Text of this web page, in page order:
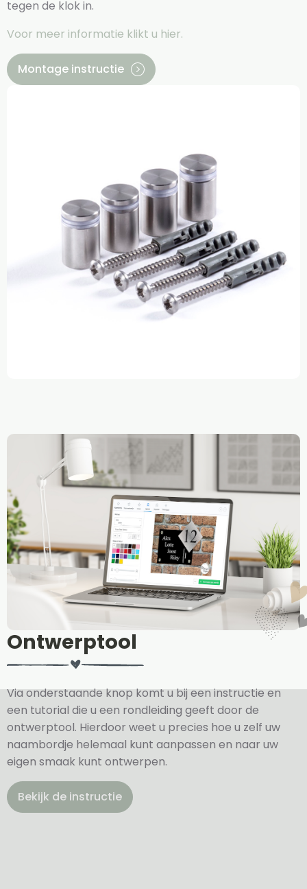
tegen de klok in.
Voor meer informatie klikt u hier.
Montage instructie
Ontwerptool
Via onderstaande knop komt u bij een instructie en
een tutorial die u een rondleiding geeft door de
ontwerptool. Hierdoor weet u precies hoe u zelf uw
naambordje helemaal kunt aanpassen en naar uw
eigen smaak kunt ontwerpen.
Bekijk de instructie